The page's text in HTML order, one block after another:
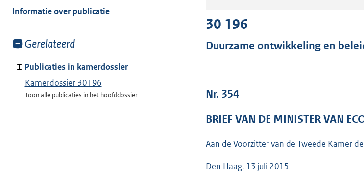
van:
Informatie over publicatie
Toon
van:
Gerelateerd
Publicaties in kamerdossier
Kamerdossier 30196
Toon alle publicaties in het hoofddossier
a
r
o
30 196
Duurzame ontwikkeling en
Nr. 354
BRIEF VAN DE MINISTER VAN
Aan de Voorzitter van de Tweede Kamer
Den Haag, 13 juli 2015